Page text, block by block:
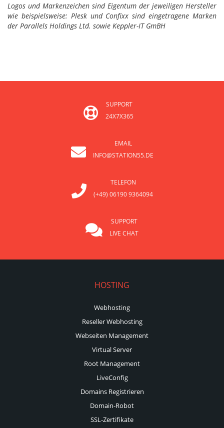
Logos und Markenzeichen sind Eigentum der jeweiligen Hersteller
wie beispielsweise: Plesk und Confixx sind eingetragene Marken
der Parallels Holdings Ltd. sowie Keppler-IT GmBH
SUPPORT
24X7X365
EMAIL
INFO@STATION55.DE
TELEFON
(+49) 06190 9364094
SUPPORT
LIVE CHAT
HOSTING
Webhosting
Reseller Webhosting
Webseiten Management
Virtual Server
Root Management
LiveConfig
Domains Registrieren
Domain-Robot
SSL-Zertifikate